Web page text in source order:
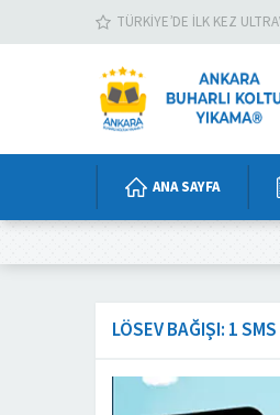
TÜRKIYE’DE İLK KEZ
ANA SAYFA
LÖSEV BAĞIŞI: 1